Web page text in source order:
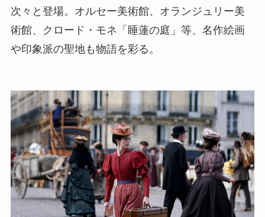
次々と登場。オルセー美術館、オランジュリー美
術館、クロード・モネ「睡蓮の庭」等、名作絵画
や印象派の聖地も物語を彩る。